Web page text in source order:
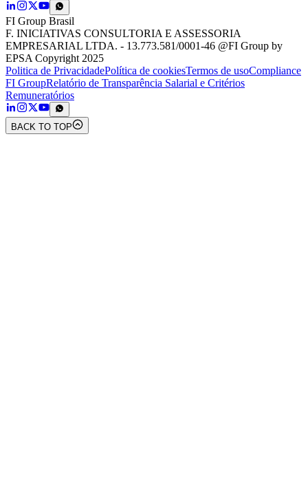
FI Group Brasil
F. INICIATIVAS CONSULTORIA E ASSESSORIA
EMPRESARIAL LTDA. - 13.773.581/0001-46 @FI Group by
EPSA Copyright 2025
Politica de PrivacidadePolítica de cookiesTermos de usoCompliance
FI GroupRelatório de Transparência Salarial e Critérios
Remuneratórios
BACK TO TOP